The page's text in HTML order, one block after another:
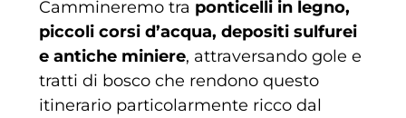
Cammineremo tra ponticelli in legno,
piccoli corsi d’acqua, depositi sulfurei
e antiche miniere, attraversando gole e
tratti di bosco che rendono questo
itinerario particolarmente ricco dal